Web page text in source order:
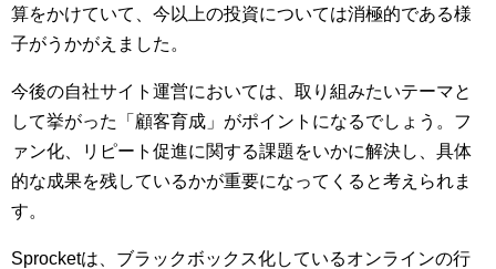
算をかけていて、今以上の投資については消極的である様
子がうかがえました。
今後の自社サイト運営においては、取り組みたいテーマと
して挙がった「顧客育成」がポイントになるでしょう。フ
ァン化、リピート促進に関する課題をいかに解決し、具体
的な成果を残しているかが重要になってくると考えられま
す。
Sprocketは、ブラックボックス化しているオンラインの行